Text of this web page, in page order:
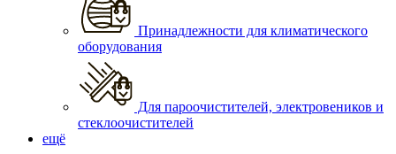
Принадлежности для климатического
оборудования
Для пароочистителей, электровеников и
стеклоочистителей
ещё